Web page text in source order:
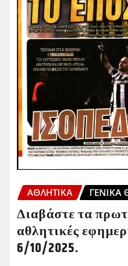
ΑΘΛΗΤΙΚΑ ΓΕΝΙΚΑ
Διαβάστε τα
αθλητικές
6/10/2025.